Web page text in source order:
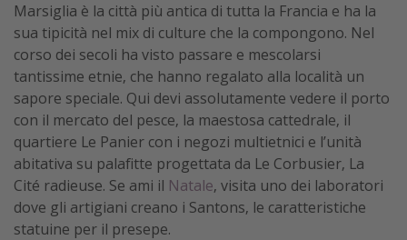
Marsiglia è la città più antica di tutta la Francia e ha la
sua tipicità nel mix di culture che la compongono. Nel
corso dei secoli ha visto passare e mescolarsi
tantissime etnie, che hanno regalato alla località un
sapore speciale. Qui devi assolutamente vedere il porto
con il mercato del pesce, la maestosa cattedrale, il
quartiere Le Panier con i negozi multietnici e l’unità
abitativa su palafitte progettata da Le Corbusier, La
Cité radieuse. Se ami il Natale, visita uno dei laboratori
dove gli artigiani creano i Santons, le caratteristiche
statuine per il presepe.